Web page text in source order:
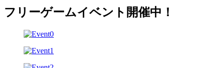
フリーゲームイベント開催中！